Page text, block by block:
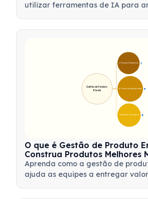
utilizar ferramentas de IA para
🎯 Princípios Fundamentais 9
🛠️ Processo de Implementação
💡 Benefícios e Ferramentas
Gestão de Produto
Enxuta
O que é Gestão de Produto
Construa Produtos Melhores
Aprenda como a gestão de
ajuda as equipes a entregar